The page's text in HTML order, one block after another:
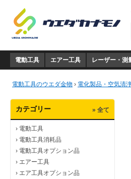
電動工具 エアー工具 レーザー・測
電動工具のウエダ金物 › 電化製品・空気清
カテゴリー » 全て
› 電動工具
› 電動工具消耗品
› 電動工具オプション品
› エアー工具
› エア工具オプション品